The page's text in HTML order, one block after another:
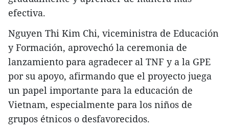
efectiva.
Nguyen Thi Kim Chi, viceministra de Educación
y Formación, aprovechó la ceremonia de
lanzamiento para agradecer al TNF y a la GPE
por su apoyo, afirmando que el proyecto juega
un papel importante para la educación de
Vietnam, especialmente para los niños de
grupos étnicos o desfavorecidos.